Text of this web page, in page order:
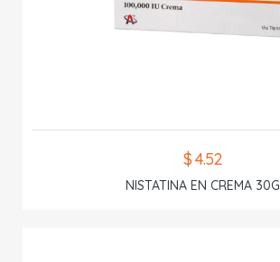
$ 4.52
NISTATINA EN CREMA 30G